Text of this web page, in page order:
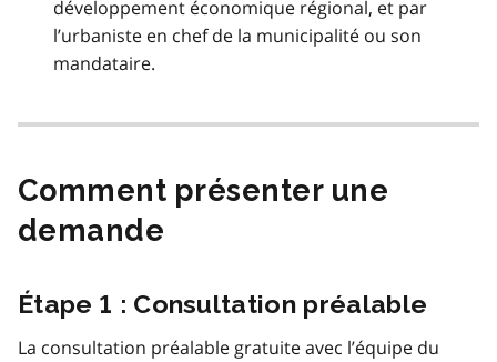
développement économique régional, et par
l’urbaniste en chef de la municipalité ou son
mandataire.
Comment présenter une
demande
Étape 1 : Consultation préalable
La consultation préalable gratuite avec l’équipe du